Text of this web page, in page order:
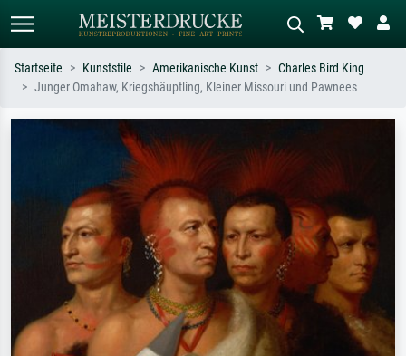
Suchen Sie nach Künstlern, Werktiteln
oder Stilen – z.B. Monet,
Sternennacht, Impressionismus, Welle
Hokusai, Akt.
Wiese, Abstrakt mit viel Rot, Dunkles
Ölgemälde, Stehender Akt neben einem
Startseite Kunststile Amerikanische Kunst
Charles Bird King
Junger Omahaw, Kriegshäuptling, Kleiner Missouri und Pawnees